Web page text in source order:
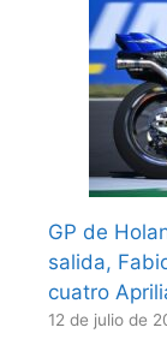
GP de
salida,
cuatro
12 de julio de